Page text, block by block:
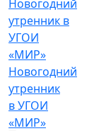
Новогодний
утренник
в УГОИ
«МИР»